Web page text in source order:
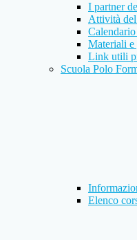
I partner
Attività
Materiali e
Link utili
Scuola Polo
Elenco